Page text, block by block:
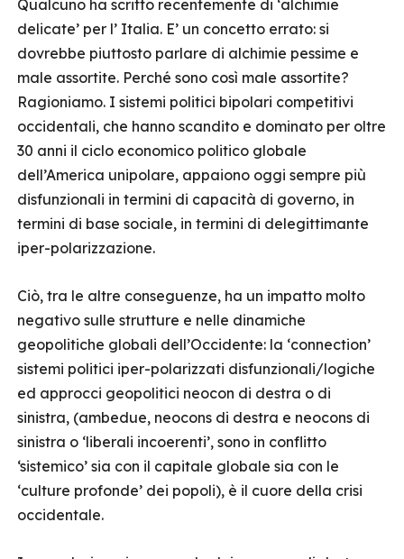
Qualcuno ha scritto recentemente di ‘alchimie
delicate’ per l’ Italia. E’ un concetto errato: si
dovrebbe piuttosto parlare di alchimie pessime e
male assortite. Perché sono così male assortite?
Ragioniamo. I sistemi politici bipolari competitivi
occidentali, che hanno scandito e dominato per oltre
30 anni il ciclo economico politico globale
dell’America unipolare, appaiono oggi sempre più
disfunzionali in termini di capacità di governo, in
termini di base sociale, in termini di delegittimante
iper-polarizzazione.
Ciò, tra le altre conseguenze, ha un impatto molto
negativo sulle strutture e nelle dinamiche
geopolitiche globali dell’Occidente: la ‘connection’
sistemi politici iper-polarizzati disfunzionali/logiche
ed approcci geopolitici neocon di destra o di
sinistra, (ambedue, neocons di destra e neocons di
sinistra o ‘liberali incoerenti’, sono in conflitto
‘sistemico’ sia con il capitale globale sia con le
‘culture profonde’ dei popoli), è il cuore della crisi
occidentale.